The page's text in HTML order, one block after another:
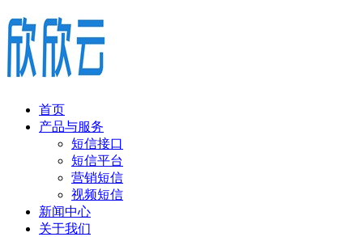
首页
产品与服务
短信接口
短信平台
营销短信
视频短信
新闻中心
关于我们